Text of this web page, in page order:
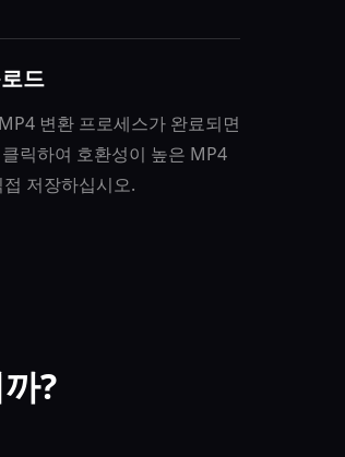
드
변환 프로세스가 완료되면
릭하여 호환성이 높은 MP4
저장하십시오.
?